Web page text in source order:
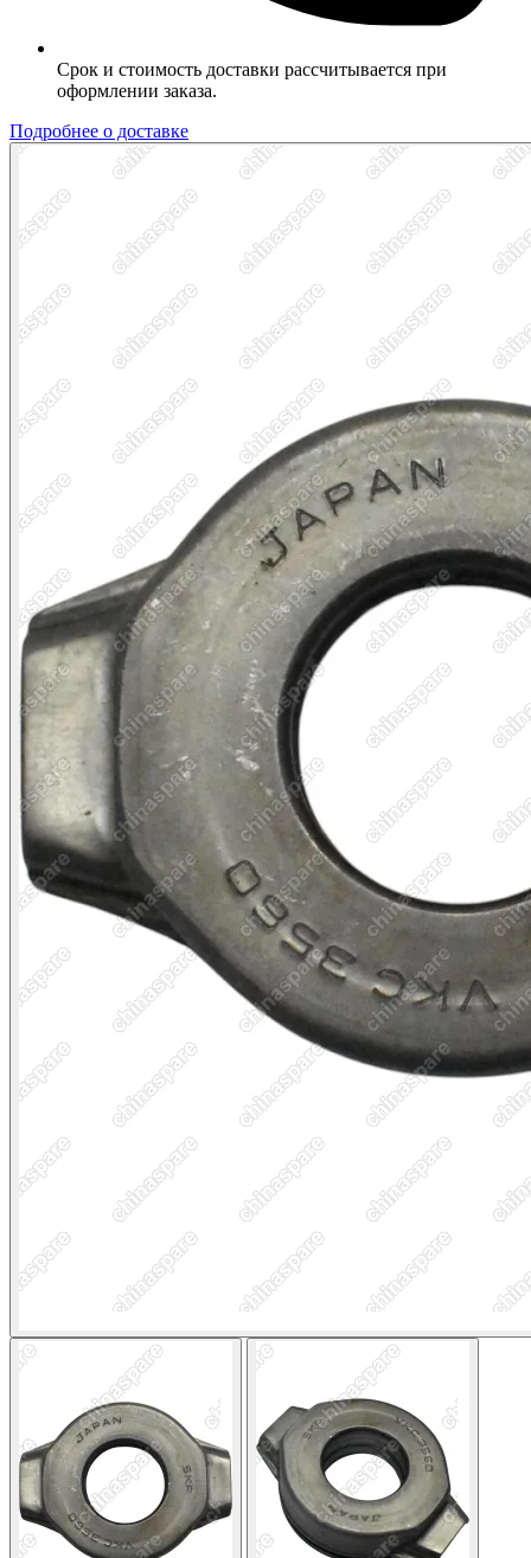
Срок и стоимость доставки рассчитывается при
оформлении заказа.
Подробнее о доставке